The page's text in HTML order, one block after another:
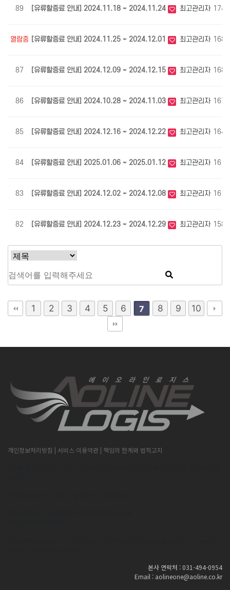
89 [유류할증료 안내] 2024.11.18 ~ 2024.11.24 최고관리자 1744
열람중 [유류할증료 안내] 2024.11.25 ~ 2024.12.01 최고관리자 1680
87 [유류할증료 안내] 2024.12.09 ~ 2024.12.15 최고관리자 1680
86 [유류할증료 안내] 2024.10.28 ~ 2024.11.03 최고관리자 1676
85 [유류할증료 안내] 2024.12.16 ~ 2024.12.22 최고관리자 1646
84 [유류할증료 안내] 2025.01.06 ~ 2025.01.12 최고관리자 1619
83 [유류할증료 안내] 2024.12.02 ~ 2024.12.08 최고관리자 1612
82 [유류할증료 안내] 2024.12.23 ~ 2024.12.29 최고관리자 1589
1 2 3 4 5 6 7 8 9 10
개인정보처리방침 | 서비스 이용약관 | 책임의 한계와 법적고지
본사 연락처 : 031-494-0954
Email : aolineone@aoline.co.kr